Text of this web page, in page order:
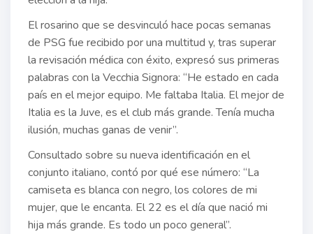
El rosarino que se desvinculó hace pocas semanas
de PSG fue recibido por una multitud y, tras superar
la revisación médica con éxito, expresó sus primeras
palabras con la Vecchia Signora: “He estado en cada
país en el mejor equipo. Me faltaba Italia. El mejor de
Italia es la Juve, es el club más grande. Tenía mucha
ilusión, muchas ganas de venir”.
Consultado sobre su nueva identificación en el
conjunto italiano, contó por qué ese número: “La
camiseta es blanca con negro, los colores de mi
mujer, que le encanta. El 22 es el día que nació mi
hija más grande. Es todo un poco general”.